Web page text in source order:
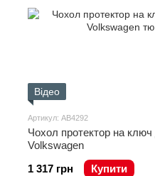
Відео
Артикул: AB4292
Чохол протектор на
Volkswagen
1 317 грн
Купити